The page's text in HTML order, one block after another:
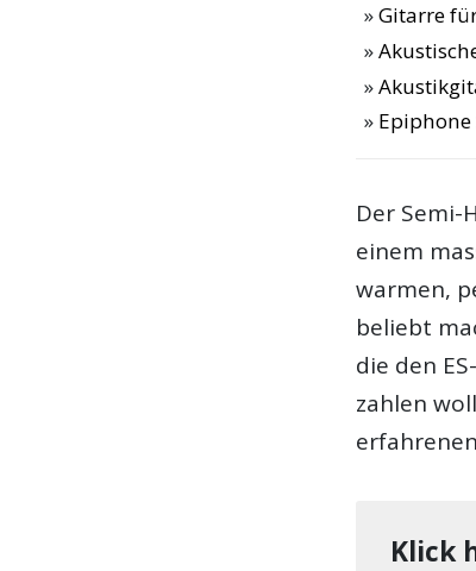
Gitarre
Epiphone
Der Semi-
einem
warmen,
beliebt
die den
zahlen
Klick